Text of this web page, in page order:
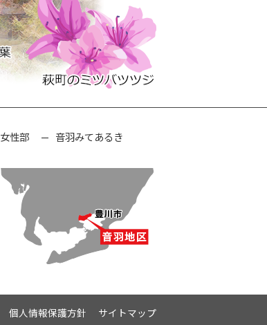
女性部
音羽みてあるき
個人情報保護方針 サイトマップ